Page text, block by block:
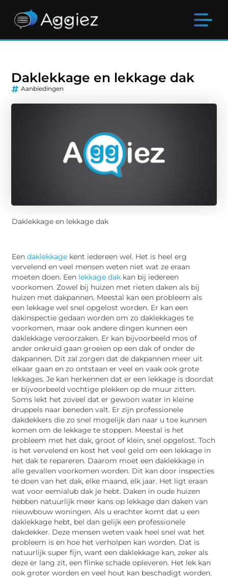
Daklekkage en lekkage dak
Aanbiedingen
Daklekkage en lekkage dak
Eendaklekkage kent iedereen wel. Het is heel erg
vervelend en veel mensen weten niet wat ze eraan
moeten doen. Een lekkage dak kan bij iedereen
voorkomen. Zowel bij huizen met rieten daken als bij
huizen met dakpannen. Meestal kan een probleem als
een lekkage wel snel opgelost worden. Er kan een
dakinspectie gedaan worden om zo daklekkages te
voorkomen, maar ook andere dingen kunnen een
daklekkage veroorzaken. Er kan bijvoorbeeld mos of
ander onkruid gaan groeien op een dak of onder de
dakpannen. Dit zal zorgen dat de dakpannen meer uit
elkaar gaan en zo ontstaan er veel en vaak ook grote
lekkages. Je kan herkennen dat er een lekkage is doordat
er bijvoorbeeld vochtige plekken op de muur zitten.
Soms lekt het zoveel dat er gewoon water in kleine
druppels naar beneden valt. Er zijn professionele
dakdekkers die zo snel mogelijk dan naar u toe kunnen
komen om de lekkage te stoppen. Meestal is het
probleem met het dak, groot of klein, snel opgelost. Toch
is het vervelend en kost het veel geld om een lekkage in
het dak te repareren. Daarom moet een daklekkage in
alle gevallen voorkomen worden. Dit kan door inspecties
te doen van het dak, elke maand, elk jaar. Het ligt eraan
wat voor eemialub dak je hebt. Daken in oude huizen
hebben natuurlijk meer kans op lekkage dan daken van
nieuwbouw woningen. Als u erachter komt dat u een
daklekkage hebt, bel dan gelijk een professionele
dakdekker. Deze mensen weten vaak heel snel wat het
probleem is en hoe het verholpen kan worden. Dat is
natuurlijk super fijn, want een daklekkage kan, zeker als
deze er lang zit, een flinke schade opleveren. Het lek kan
ook groter worden en veel hout kan beschadigt worden.